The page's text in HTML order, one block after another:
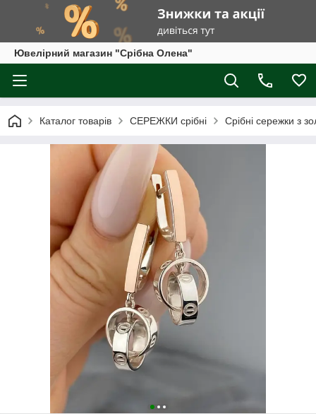
Ювелірний магазин "Срібна Олена"
Каталог товарів СЕРЕЖКИ срібні Срібні сережки з